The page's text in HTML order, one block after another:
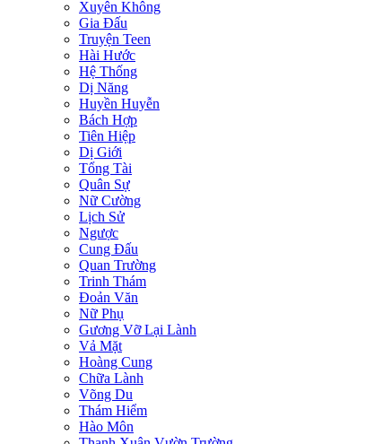
Xuyên Không
Gia Đấu
Truyện Teen
Hài Hước
Hệ Thống
Dị Năng
Huyền Huyễn
Bách Hợp
Tiên Hiệp
Dị Giới
Tổng Tài
Quân Sự
Nữ Cường
Lịch Sử
Ngược
Cung Đấu
Quan Trường
Trinh Thám
Đoản Văn
Nữ Phụ
Gương Vỡ Lại Lành
Vả Mặt
Hoàng Cung
Chữa Lành
Võng Du
Thám Hiểm
Hào Môn